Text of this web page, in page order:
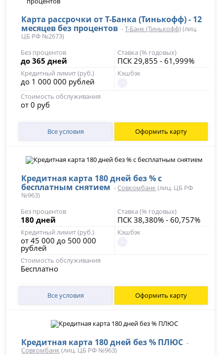
Карта рассрочки от Т-Банка (Тинькофф) - 12
месяцев без процентов -Т-Банк (Тинькофф)(лиц.
ЦБ РФ №2673)
Без процентов
до 365 дней
Ставка (% годовых)
ПСК 29,855 - 61,999%
Кредитный лимит (руб.)
до 1 000 000 рублей
Кэшбэк
Стоимость обслуживания
от 0 руб
Все условия Оформить карту
Кредитная карта 180 дней без % с
бесплатным снятием - Совкомбанк (лиц. ЦБ РФ
№963)
Без процентов
180 дней
Ставка (% годовых)
ПСК 38,380% - 60,757%
Кредитный лимит (руб.)
от 45 000 до 500 000
рублей
Кэшбэк
Стоимость обслуживания
Бесплатно
Все условия Оформить карту
Кредитная карта 180 дней без % ПЛЮС -
Совкомбанк (лиц. ЦБ РФ №963)